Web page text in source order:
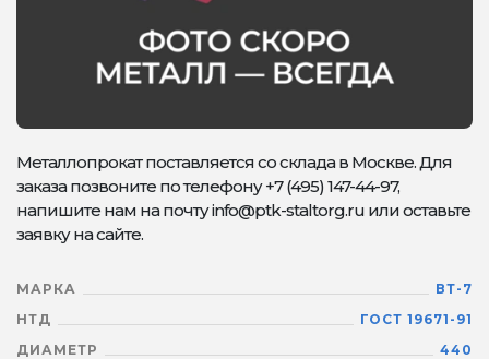
Металлопрокат поставляется со склада в Москве. Для
заказа позвоните по телефону +7 (495) 147-44-97,
напишите нам на почту info@ptk-staltorg.ru или оставьте
заявку на сайте.
МАРКА
ВТ-7
НТД
ГОСТ 19671-91
ДИАМЕТР
440